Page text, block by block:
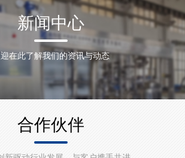
新闻中心
在此了解我们的资讯与动态
合作伙伴